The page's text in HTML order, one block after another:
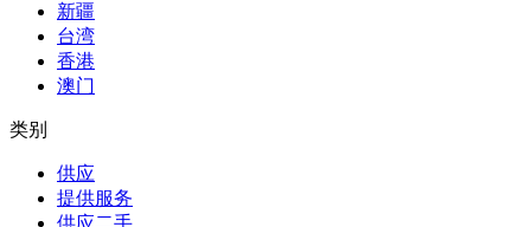
新疆
台湾
香港
澳门
类别
供应
提供服务
供应二手